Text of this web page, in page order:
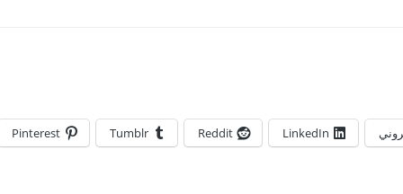
LinkedIn
Reddit
Tumblr
Pinterest